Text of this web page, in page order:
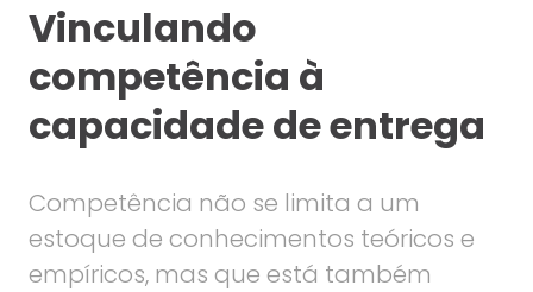
Vinculando
competência à
capacidade de entrega
Competência não se limita a um
estoque de conhecimentos teóricos e
empíricos, mas que está também